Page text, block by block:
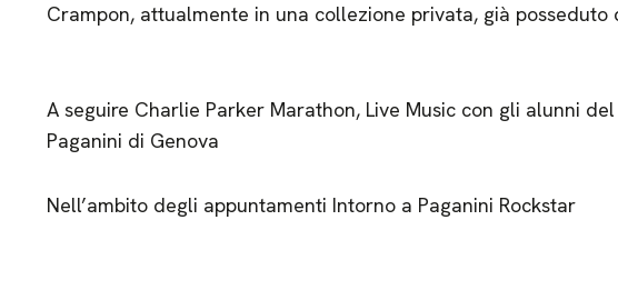
Crampon, attualmente in una collezione privata, già posseduto
A seguire Charlie Parker Marathon, Live Music con gli alunni
Paganini di Genova
Nell’ambito degli appuntamenti Intorno a Paganini Rockstar